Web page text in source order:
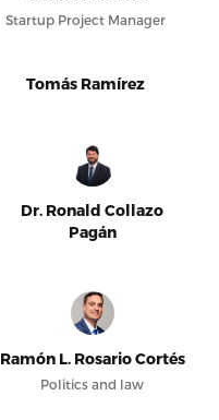
Startup Project Manager
Tomás Ramírez
Dr. Ronald Collazo
Pagán
Ramón L. Rosario Cortés
Politics and law